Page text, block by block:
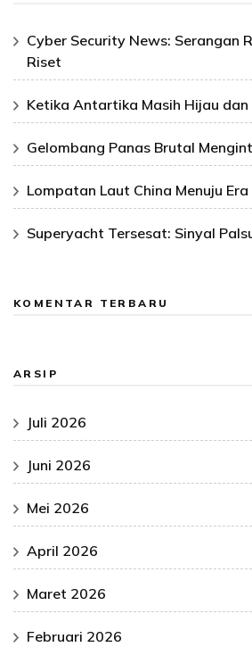
Cyber Security News: Serangan
Riset
Ketika Antartika Masih Hijau dan
Gelombang Panas Brutal
Lompatan Laut China Menuju
Superyacht Tersesat: Sinyal
KOMENTAR TERBARU
ARSIP
Juli 2026
Juni 2026
Mei 2026
April 2026
Maret 2026
Februari 2026